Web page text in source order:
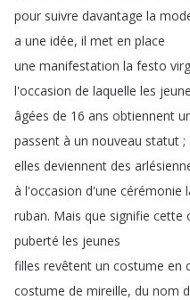
pour suivre davantage la
a une idée, il met en place
une manifestation la festo
l'occasion de laquelle les
âgées de 16 ans obtiennent
passent à un nouveau statut ;
elles deviennent des
à l'occasion d'une cérémonie
ruban. Mais que signifie cette
puberté les jeunes
filles revêtent un costume en
costume de mireille, du nom